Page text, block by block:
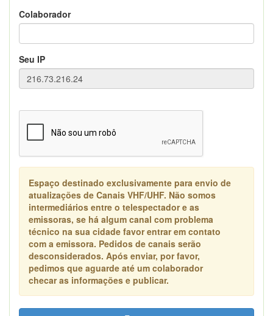
Colaborador
Seu IP
Espaço destinado exclusivamente para envio de
atualizações de Canais VHF/UHF. Não somos
intermediários entre o telespectador e as
emissoras, se há algum canal com problema
técnico na sua cidade favor entrar em contato
com a emissora. Pedidos de canais serão
desconsiderados. Após enviar, por favor,
pedimos que aguarde até um colaborador
checar as informações e publicar.